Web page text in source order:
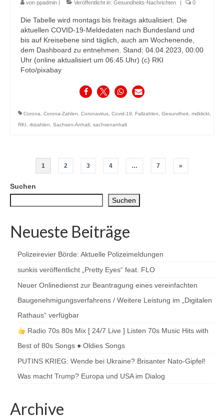
von ppadmin Veröffentlicht in: Gesundheits-Nachrichten 0
Die Tabelle wird montags bis freitags aktualisiert. Die
aktuellen COVID-19-Meldedaten nach Bundesland und
bis auf Kreisebene sind täglich, auch am Wochenende,
dem Dashboard zu entnehmen. Stand: 04.04.2023, 00:00
Uhr (online aktualisiert um 06:45 Uhr) (c) RKI
Foto/pixabay
Corona, Corona-Zahlen, Coronavirus, Covid-19, Fallzahlen, Gesundheit, mdklickt,
RKI , rkizahlen, Sachsen-Anhalt, sachsenanhalt
Seitennummerierung
der
Beiträge
1 2 3 4 … 7 »
Suchen
Suchen
Neueste Beiträge
Polizeirevier Börde: Aktuelle Polizeimeldungen
sunkis veröffentlicht „Pretty Eyes“ feat. FLO
Neuer Onlinedienst zur Beantragung eines vereinfachten
Baugenehmigungsverfahrens / Weitere Leistung im „Digitalen
Rathaus“ verfügbar
Radio 70s 80s Mix [ 24/7 Live ] Listen 70s Music Hits with
Best of 80s Songs ● Oldies Songs
PUTINS KRIEG: Wende bei Ukraine? Brisanter Nato-Gipfel!
Was macht Trump? Europa und USA im Dialog
Archive